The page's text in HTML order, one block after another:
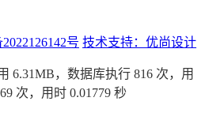
号 技术支持：优尚设计
6.31MB，数据库执行 816 次，用
次，用时 0.01779 秒